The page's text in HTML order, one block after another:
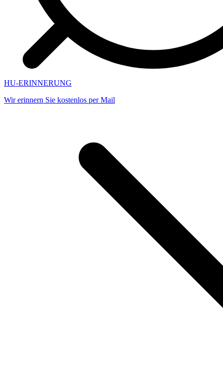
HU-ERINNERUNG
Wir erinnern Sie kostenlos per Mail